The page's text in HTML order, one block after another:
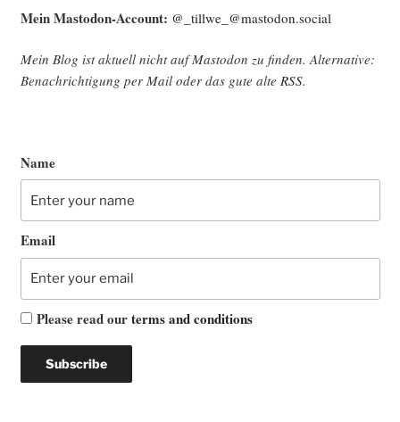
Mein Mast­o­don-Account: @_tillwe_@mastodon.social
Mein Blog ist aktu­ell nicht auf Mast­o­don zu fin­den. Alter­na­ti­ve:
Benach­rich­ti­gung per Mail oder das gute alte RSS.
Name
Email
Please read ourterms and conditions